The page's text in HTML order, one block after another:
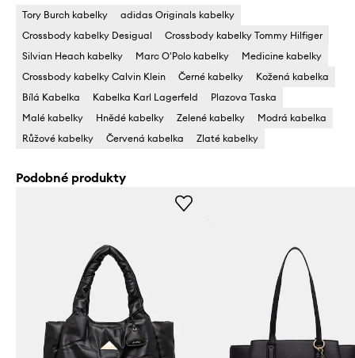
Tory Burch kabelky
adidas Originals kabelky
Crossbody kabelky Desigual
Crossbody kabelky Tommy Hilfiger
Silvian Heach kabelky
Marc O'Polo kabelky
Medicine kabelky
Crossbody kabelky Calvin Klein
Černé kabelky
Kožená kabelka
Bílá Kabelka
Kabelka Karl Lagerfeld
Plazova Taska
Malé kabelky
Hnědé kabelky Zelené kabelky
Modrá kabelka
Růžové kabelky
Červená kabelka Zlaté kabelky
Podobné produkty